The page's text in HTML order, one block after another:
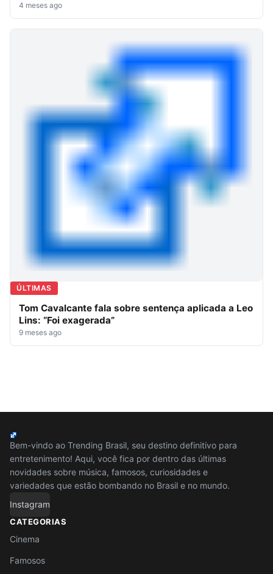
4 meses ago
ÚLTIMAS
Tom Cavalcante fala sobre sentença aplicada a Leo
Lins: “Foi exagerada”
9 meses ago
Bem-vindo ao Trending Brasil, seu destino definitivo para
entretenimento! Aqui, você fica por dentro das últimas
novidades sobre música, famosos, curiosidades e
variedades que estão bombando no Brasil e no mundo.
Instagram
CATEGORIAS
Cinema
Famosos